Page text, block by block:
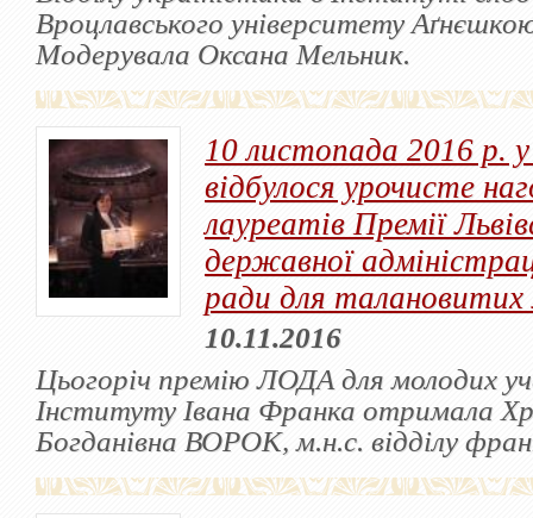
Вроцлавського університету
Модерувала Оксана Мельник.
10 листопада 2016 р.
відбулося урочисте
лауреатів Премії
державної
ради для талановитих
10.11.2016
Цьогоріч премію ЛОДА для молодих
Інституту Івана Франка отримала
Богданівна ВОРОК, м.н.с. відділу